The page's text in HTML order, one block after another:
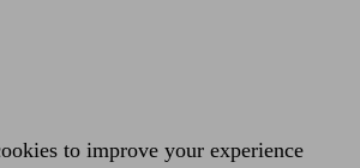
to improve your experience